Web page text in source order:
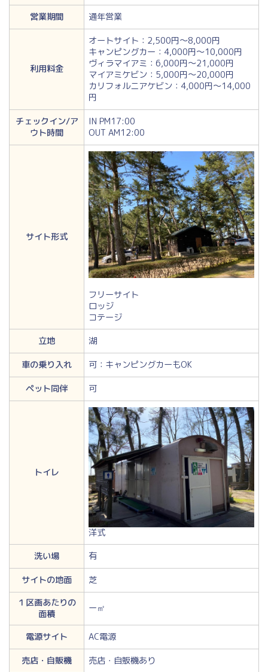
営業期間
通年営業
利用料金
オートサイト：2,500円～8,000円
キャンピングカー：4,000円～10,000円
ヴィラマイアミ：6,000円～21,000円
マイアミケビン：5,000円～20,000円
カリフォルニアケビン：4,000円～14,000
円
チェックイン/ア
ウト時間
IN PM17:00
OUT AM12:00
サイト形式
フリーサイト
ロッジ
コテージ
立地
湖
車の乗り入れ
可：キャンピングカーもOK
ペット同伴
可
トイレ
洋式
洗い場
有
サイトの地面
芝
１区画あたりの
面積
ー㎡
電源サイト
AC電源
売店・自販機
売店・自販機あり